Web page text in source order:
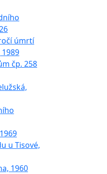
úmrtí
čp. 258
u Tisové,
1960